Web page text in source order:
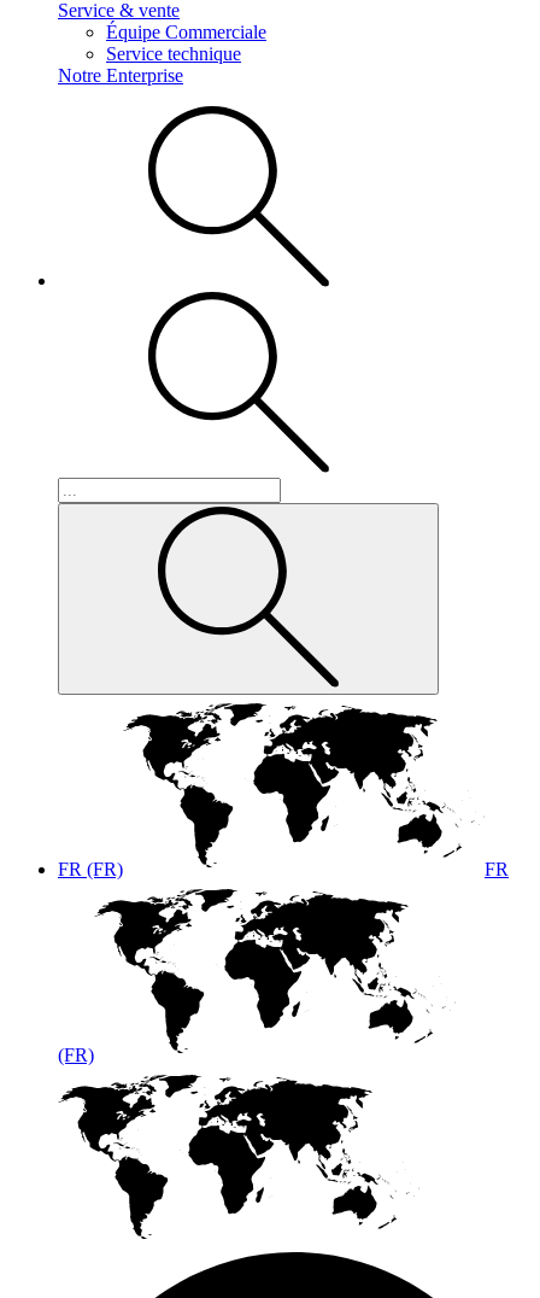
Service & vente
Équipe Commerciale
Service technique
Notre Enterprise
FR (FR) FR
(FR)